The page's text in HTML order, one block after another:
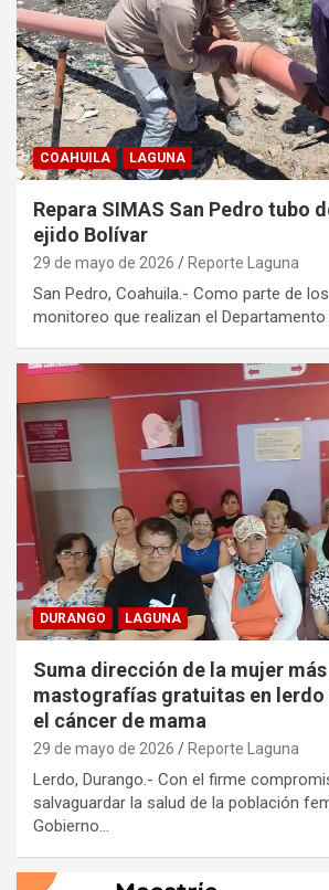
COAHUILA LAGUNA
Repara SIMAS San Pedro tubo
ejido Bolívar
29 de mayo de 2026 Reporte Laguna
San Pedro, Coahuila.- Como parte de
monitoreo que realizan el Departamento
DURANGO LAGUNA
Suma dirección de la mujer
mastografías gratuitas en lerdo
el cáncer de mama
29 de mayo de 2026 Reporte Laguna
Lerdo, Durango.- Con el firme
salvaguardar la salud de la población
Gobierno…